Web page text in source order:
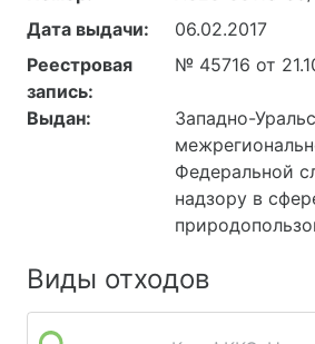
Дата выдачи:
06.02.2017
Реестровая
запись:
№ 45716 от
Выдан:
Западно-
Федеральной
надзору в
Виды отходов